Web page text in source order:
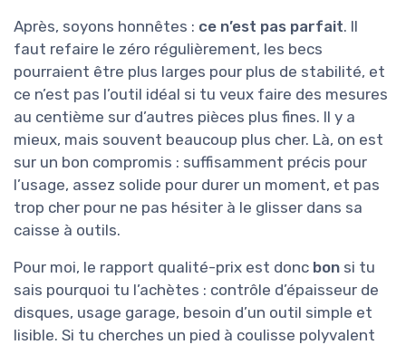
Après, soyons honnêtes : ce n’est pas parfait. Il
faut refaire le zéro régulièrement, les becs
pourraient être plus larges pour plus de stabilité, et
ce n’est pas l’outil idéal si tu veux faire des mesures
au centième sur d’autres pièces plus fines. Il y a
mieux, mais souvent beaucoup plus cher. Là, on est
sur un bon compromis : suffisamment précis pour
l’usage, assez solide pour durer un moment, et pas
trop cher pour ne pas hésiter à le glisser dans sa
caisse à outils.
Pour moi, le rapport qualité-prix est donc bon si tu
sais pourquoi tu l’achètes : contrôle d’épaisseur de
disques, usage garage, besoin d’un outil simple et
lisible. Si tu cherches un pied à coulisse polyvalent